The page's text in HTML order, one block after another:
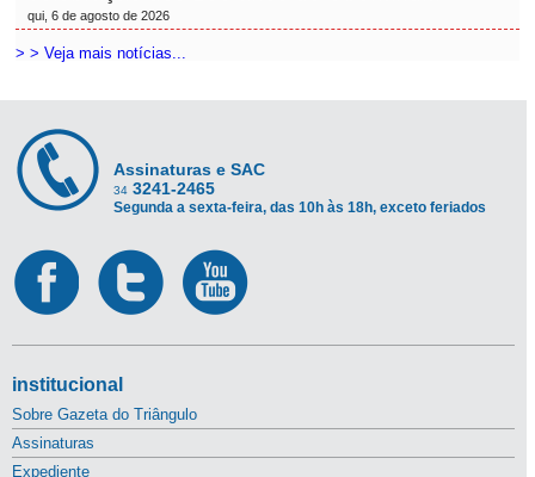
qui, 6 de agosto de 2026
> > Veja mais notícias...
Assinaturas e SAC
34 3241-2465
Segunda a sexta-feira, das 10h às 18h, exceto feriados
institucional
Sobre Gazeta do Triângulo
Assinaturas
Expediente